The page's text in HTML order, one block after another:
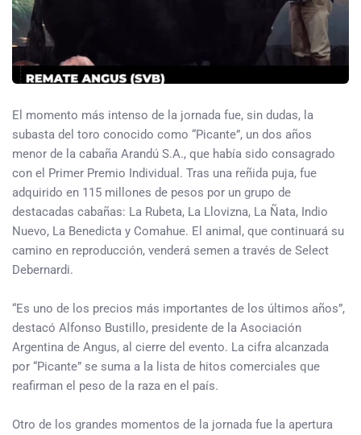
El momento más intenso de la jornada fue, sin dudas, la
subasta del toro conocido como “Picante”, un dos años
menor de la cabaña Arandú S.A., que había sido consagrado
con el Primer Premio Individual. Tras una reñida puja, fue
adquirido en 115 millones de pesos por un grupo de
destacadas cabañas: La Rubeta, La Llovizna, La Ñata, Indio
Nuevo, La Benedicta y Comahue. El animal, que continuará su
camino en reproducción, venderá semen a través de Select
Debernardi.
“Es uno de los precios más importantes de los últimos años”,
destacó Alfonso Bustillo, presidente de la Asociación
Argentina de Angus, al cierre del evento. La cifra alcanzada
por “Picante” se suma a la lista de hitos comerciales que
reafirman el peso de la raza en el país.
Otro de los grandes momentos de la jornada fue la apertura